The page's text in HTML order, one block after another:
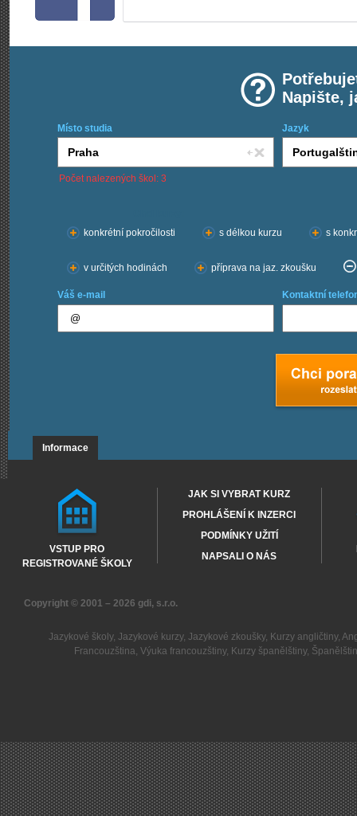
Napište,
Místo studia Jazyk
Počet nalezených škol: 3
konkrétní pokročilosti
s délkou kurzu s
v určitých hodinách příprava na jaz. zkoušku
Váš e-mail Kontaktní
Informace
VSTUP PRO
REGISTROVANÉ ŠKOLY
JAK SI VYBRAT KURZ
PROHLÁŠENÍ K INZERCI
PODMÍNKY UŽITÍ
NAPSALI O NÁS
Copyright © 2001 – 2026 gdi, s.r.o.
Jazykové školy, Jazykové kurzy, Jazykové zkoušky, Kurzy angličtiny,
Francouzština,Výuka francouzštiny, Kurzy španělštiny,